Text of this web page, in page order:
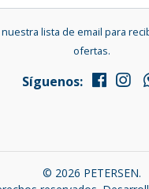
lista de email para
ofertas.
Síguenos:
© 2026 PETERSEN.